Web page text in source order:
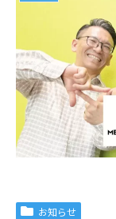
お知らせ